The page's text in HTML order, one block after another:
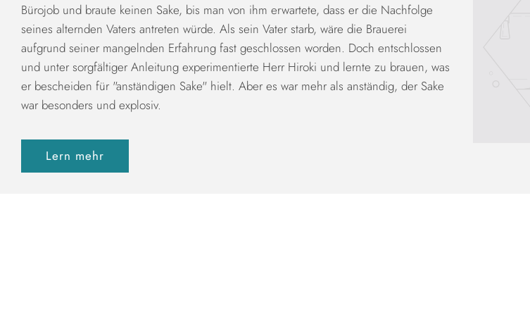
Bürojob und braute keinen Sake, bis man von ihm erwartete, dass er die Nachfolge
seines alternden Vaters antreten würde. Als sein Vater starb, wäre die Brauerei
aufgrund seiner mangelnden Erfahrung fast geschlossen worden. Doch entschlossen
und unter sorgfältiger Anleitung experimentierte Herr Hiroki und lernte zu brauen, was
er bescheiden für "anständigen Sake" hielt. Aber es war mehr als anständig, der Sake
war besonders und explosiv.
Lern mehr